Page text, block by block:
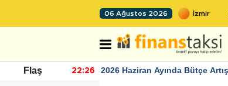
06 Ağustos 2026
Flaş 22:26
2026 Haziran Ayında Bütçe